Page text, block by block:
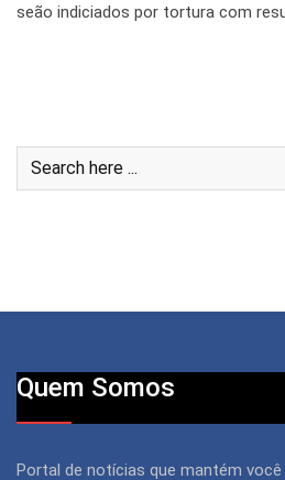
seão indiciados por tortura com
Quem Somos
Portal de notícias que mantém